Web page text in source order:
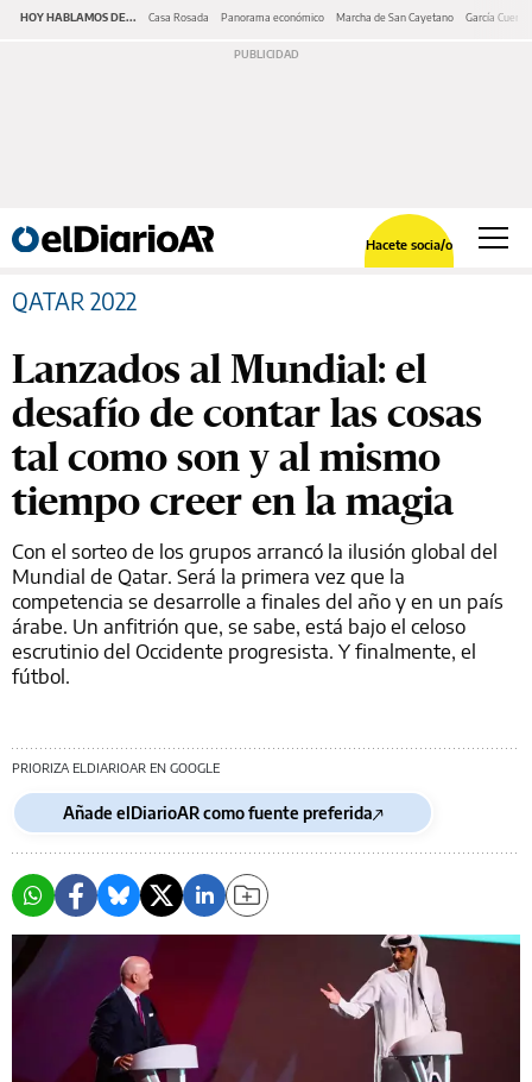
HOY HABLAMOS DE... Casa Rosada Panorama económico Marcha de San Cayetano García Cuerva
Hacete socia/o
QATAR 2022
Lanzados al Mundial: el
desafío de contar las cosas
tal como son y al mismo
tiempo creer en la magia
Con el sorteo de los grupos arrancó la ilusión global del
Mundial de Qatar. Será la primera vez que la
competencia se desarrolle a finales del año y en un país
árabe. Un anfitrión que, se sabe, está bajo el celoso
escrutinio del Occidente progresista. Y finalmente, el
fútbol.
PRIORIZA ELDIARIOAR EN GOOGLE
Añade elDiarioAR como fuente preferida